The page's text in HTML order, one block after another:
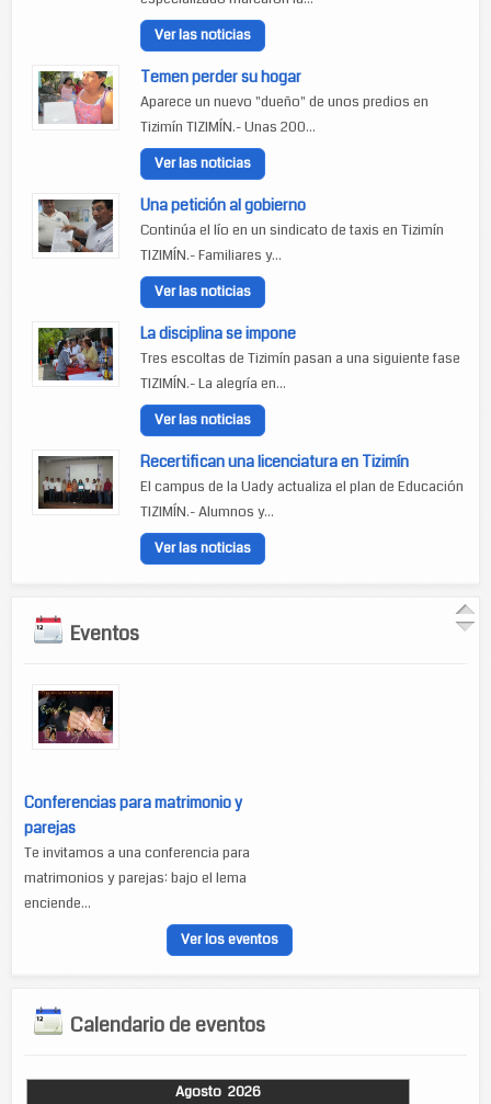
Ver las noticias
Temen perder su hogar
Aparece un nuevo "dueño" de unos predios en
Tizimín TIZIMÍN.- Unas 200...
Ver las noticias
Una petición al gobierno
Continúa el lío en un sindicato de taxis en Tizimín
TIZIMÍN.- Familiares y...
Ver las noticias
La disciplina se impone
Tres escoltas de Tizimín pasan a una siguiente fase
TIZIMÍN.- La alegría en...
Ver las noticias
Recertifican una licenciatura en Tizimín
El campus de la Uady actualiza el plan de Educación
TIZIMÍN.- Alumnos y...
Ver las noticias
Eventos
Conferencias para matrimonio y
parejas
Te invitamos a una conferencia para
matrimonios y parejas: bajo el lema
enciende...
Ver los eventos
Calendario de eventos
Agosto 2026